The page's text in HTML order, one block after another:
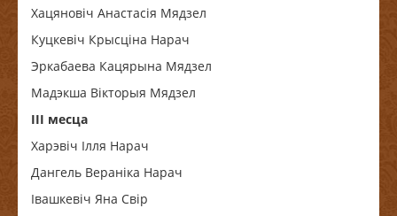
Хацяновіч Анастасія Мядзел
Куцкевіч Крысціна Нарач
Эркабаева Кацярына Мядзел
Мадэкша Вікторыя Мядзел
ІІІ месца
Харэвіч Ілля Нарач
Дангель Вераніка Нарач
Івашкевіч Яна Свір